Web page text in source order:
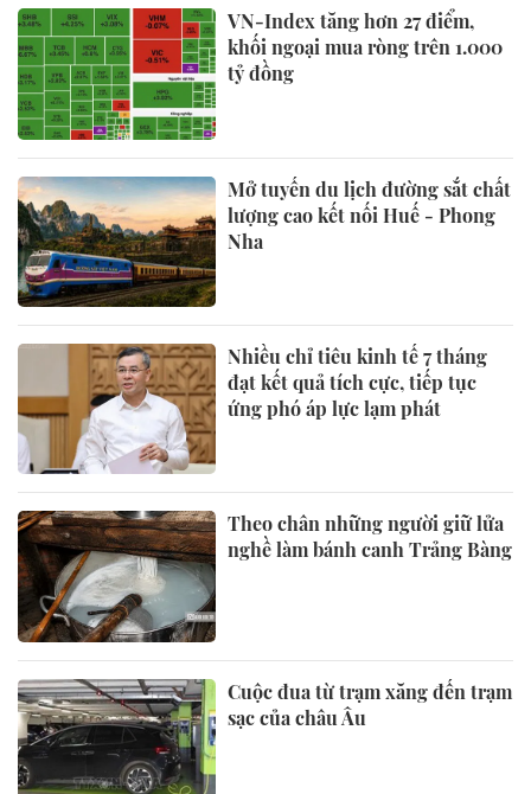
VN-Index tăng hơn 27 điểm,
khối ngoại mua ròng trên 1.000
tỷ đồng
Mở tuyến du lịch đường sắt chất
lượng cao kết nối Huế - Phong
Nha
Nhiều chỉ tiêu kinh tế 7 tháng
đạt kết quả tích cực, tiếp tục
ứng phó áp lực lạm phát
Theo chân những người giữ lửa
nghề làm bánh canh Trảng Bàng
Cuộc đua từ trạm xăng đến trạm
sạc của châu Âu